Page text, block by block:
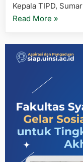
Kepala TIPD,
Read More “TIPD
Finalisasi
Aplikasi
Jalur
Lampau
(RPL)
»